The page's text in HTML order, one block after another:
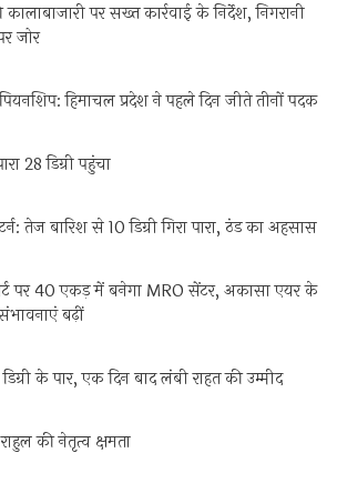
पर सख्त कार्रवाई के निर्देश, निगरानी
जोर
हिमाचल प्रदेश ने पहले दिन जीते तीनों पदक
28 डिग्री पहुंचा
तेज बारिश से 10 डिग्री गिरा पारा, ठंड का अहसास
पर 40 एकड़ में बनेगा MRO सेंटर, अकासा एयर के
बढ़ीं
के पार, एक दिन बाद लंबी राहत की उम्मीद
की नेतृत्व क्षमता